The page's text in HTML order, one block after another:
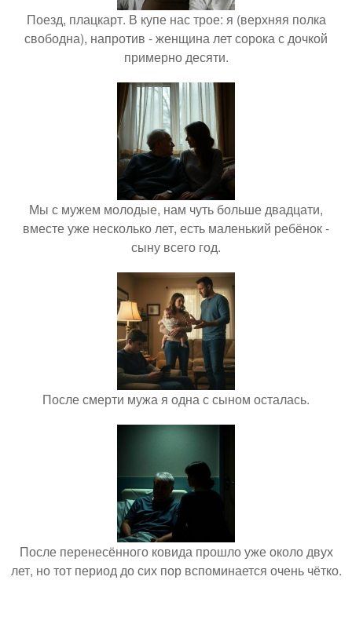
Поезд, плацкарт. В купе нас трое: я (верхняя полка
свободна), напротив - женщина лет сорока с дочкой
примерно десяти.
Мы с мужем молодые, нам чуть больше двадцати,
вместе уже несколько лет, есть маленький ребёнок -
сыну всего год.
После смерти мужа я одна с сыном осталась.
После перенесённого ковида прошло уже около двух
лет, но тот период до сих пор вспоминается очень чётко.